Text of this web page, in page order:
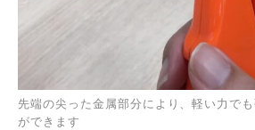
先端の尖った金属部分により、軽い力で
ができます